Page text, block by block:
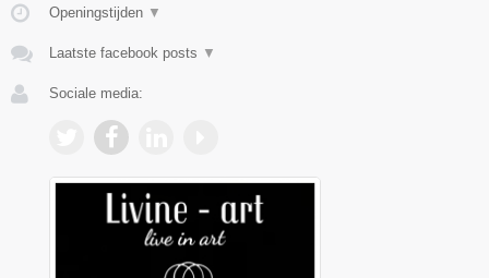
Openingstijden ▼
Laatste facebook posts ▼
Sociale media: